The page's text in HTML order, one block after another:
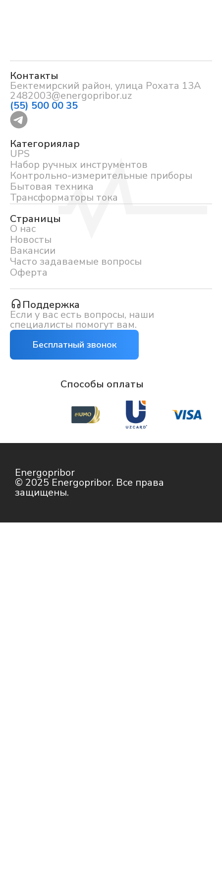
Контакты
Бектемирский район, улица Рохата 13А
2482003@energopribor.uz
(55) 500 00 35
Категориялар
UPS
Набор ручных инструментов
Контрольно-измерительные приборы
Бытовая техника
Трансформаторы тока
Страницы
О нас
Новосты
Вакансии
Часто задаваемые вопросы
Оферта
Поддержка
Если у вас есть вопросы, наши
специалисты помогут вам.
Бесплатный звонок
Способы оплаты
Energopribor
© 2025 Energopribor. Все права
защищены.